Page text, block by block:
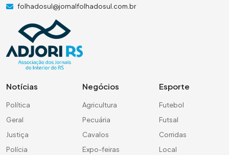
folhadosul@jornalfolhadosul.com.br
Notícias
Política
Geral
Justiça
Polícia
Negócios
Agricultura
Pecuária
Cavalos
Expo-feiras
Esporte
Futebol
Futsal
Corridas
Local